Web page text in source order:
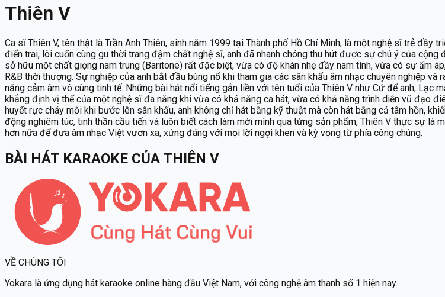
Thiên V
Ca sĩ Thiên V, tên thật là Trần Anh Thiên, sinh năm 1999 tại Thành phố Hồ Chí Minh, là một nghệ sĩ trẻ
điển trai, lôi cuốn cùng gu thời trang đậm chất nghệ sĩ, anh đã nhanh chóng thu hút được sự chú ý của
sở hữu một chất giọng nam trung (Baritone) rất đặc biệt, vừa có độ khàn nhẹ đầy nam tính, vừa có sự ấm
R&B thời thượng. Sự nghiệp của anh bắt đầu bùng nổ khi tham gia các sân khấu âm nhạc chuyên nghiệp
năng cảm âm vô cùng tinh tế. Những bài hát nổi tiếng gắn liền với tên tuổi của Thiên V như Cứ để anh,
khẳng định vị thế của một nghệ sĩ đa năng khi vừa có khả năng ca hát, vừa có khả năng trình diễn vũ đạo
huyết rực cháy mỗi khi bước lên sân khấu, anh không chỉ hát bằng kỹ thuật mà còn hát bằng cả tâm hồn,
động nghiêm túc, tinh thần cầu tiến và luôn biết cách làm mới mình qua từng sản phẩm, Thiên V thực sự
hơn nữa để đưa âm nhạc Việt vươn xa, xứng đáng với mọi lời ngợi khen và kỳ vọng từ phía công chúng.
BÀI HÁT KARAOKE CỦA THIÊN V
VỀ CHÚNG TÔI
Yokara là ứng dụng hát karaoke online hàng đầu Việt Nam, với công nghệ âm thanh số 1 hiện nay.